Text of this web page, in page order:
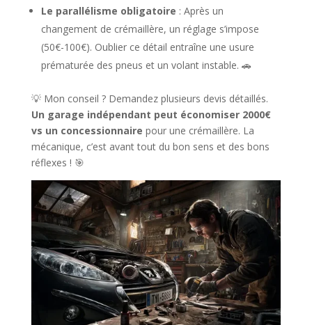
Le parallélisme obligatoire : Après un
changement de crémaillère, un réglage s’impose
(50€-100€). Oublier ce détail entraîne une usure
prématurée des pneus et un volant instable. 🚗
💡 Mon conseil ? Demandez plusieurs devis détaillés.
Un garage indépendant peut économiser 2000€
vs un concessionnaire pour une crémaillère. La
mécanique, c’est avant tout du bon sens et des bons
réflexes ! 🎯